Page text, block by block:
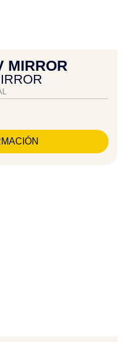
MIRROR